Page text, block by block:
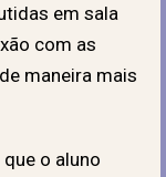
em sala
com as
maneira mais
que o aluno